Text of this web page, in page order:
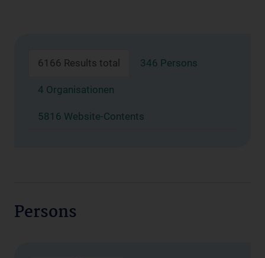
6166 Results total 346 Persons
4 Organisationen
5816 Website-Contents
Persons